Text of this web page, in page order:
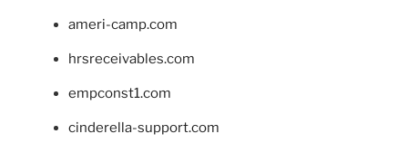
ameri-camp.com
hrsreceivables.com
empconst1.com
cinderella-support.com